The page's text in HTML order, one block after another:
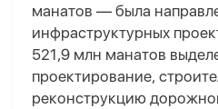
манатов — была
инфраструктурных
521,9 млн манатов
проектирование,
реконструкцию